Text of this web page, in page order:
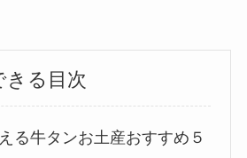
きる目次
る牛タンお土産おすすめ５